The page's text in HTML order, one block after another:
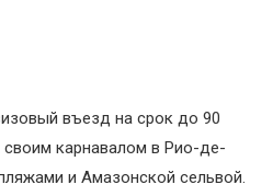
въезд на срок до 90
своим карнавалом в Рио-де-
и Амазонской сельвой.